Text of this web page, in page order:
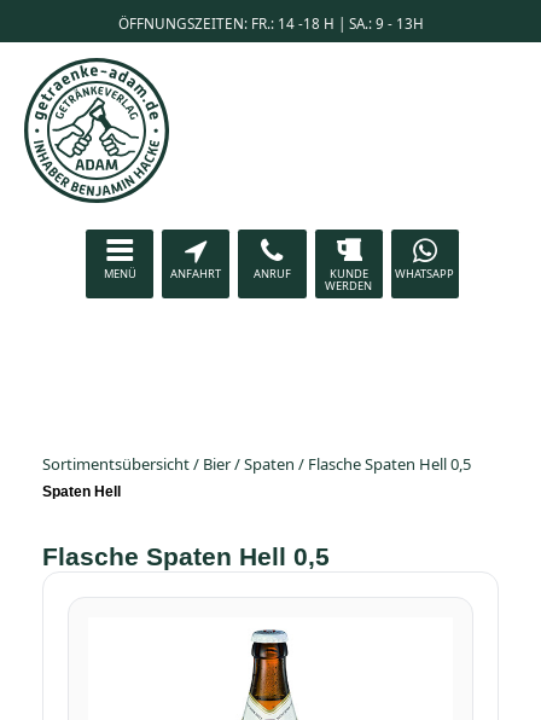
ÖFFNUNGSZEITEN: FR.: 14 -18 H | SA.: 9 - 13H
MENÜ ANFAHRT ANRUF KUNDE
WERDEN
WHATSAPP
Sortimentsübersicht/ Bier/Spaten / Flasche Spaten Hell 0,5
Spaten Hell
Flasche Spaten Hell 0,5